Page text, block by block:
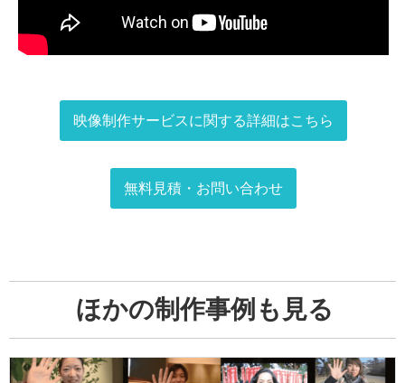
映像制作サービスに関する詳細はこちら
無料見積・お問い合わせ
ほかの制作事例も見る